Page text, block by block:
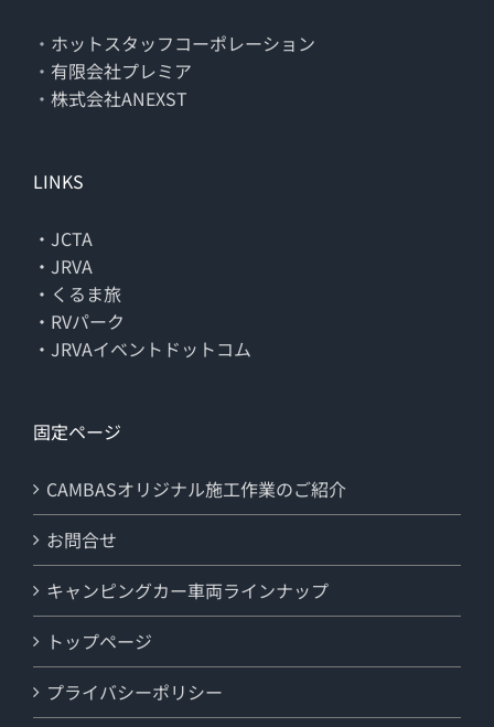
・ ホットスタッフコーポレーション
・ 有限会社プレミア
・ 株式会社ANEXST
LINKS
・JCTA
・JRVA
・くるま旅
・RVパーク
・JRVAイベントドットコム
固定ページ
CAMBASオリジナル施工作業のご紹介
お問合せ
キャンピングカー車両ラインナップ
トップページ
プライバシーポリシー